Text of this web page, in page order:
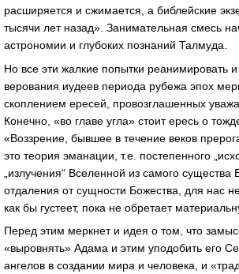
расширяется и сжимается, а библейские
тысячи лет назад». Занимательная смесь
астрономии и глубоких познаний Талмуда.
Но все эти жалкие попытки реанимировать
верования иудеев периода рубежа эпох
скоплением ересей, провозглашенных
Конечно, «во главе угла» стоит ересь о
«Воззрение, бывшее в течение веков
это теория эманации, т.е. постепенного
„излучения“ Вселенной из самого
отдаления от сущности Божества, для нас
как бы густеет, пока не обретает
Перед этим меркнет и идея о том, что
«выровнять» Адама и этим уподобить его
ангелов в создании мира и человека, и